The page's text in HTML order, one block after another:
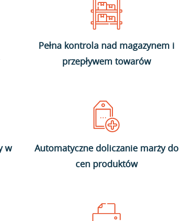
Pełna kontrola nad magazynem i
przepływem towarów
w
Automatyczne doliczanie marży do
cen produktów